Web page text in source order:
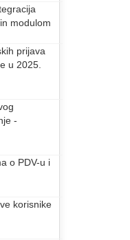
modulom
prijava
u 2025.
-
o PDV-u i
korisnike